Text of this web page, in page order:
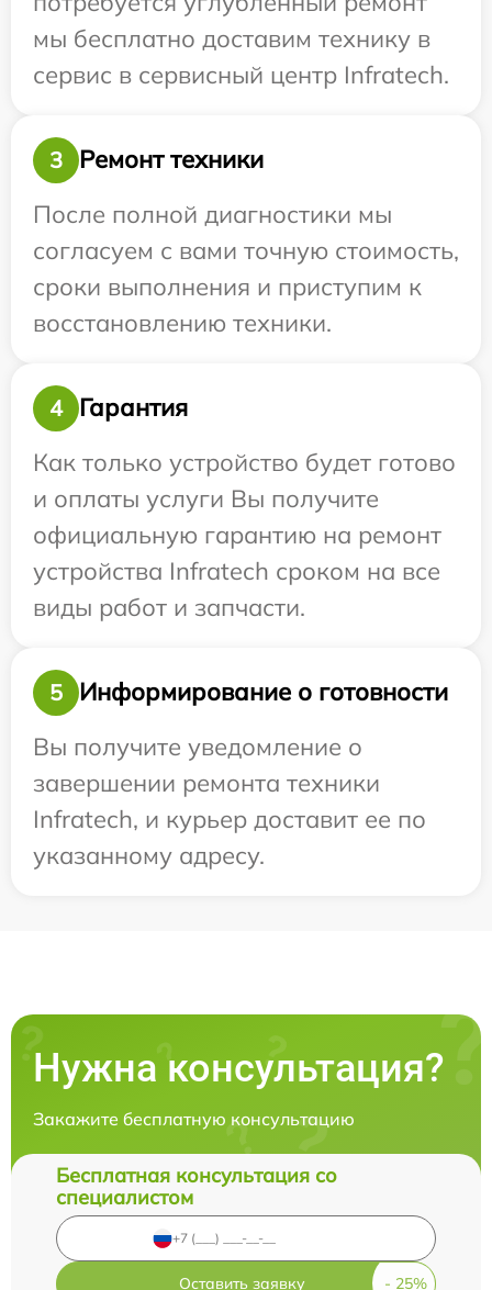
мы бесплатно доставим технику в
сервис в сервисный центр Infratech.
3
Ремонт техники
После полной диагностики мы
согласуем с вами точную стоимость,
сроки выполнения и приступим к
восстановлению техники.
4
Гарантия
Как только устройство будет готово
и оплаты услуги Вы получите
официальную гарантию на ремонт
устройства Infratech сроком на все
виды работ и запчасти.
5
Информирование о готовности
Вы получите уведомление о
завершении ремонта техники
Infratech, и курьер доставит ее по
указанному адресу.
Нужна консультация?
Закажите бесплатную консультацию
Бесплатная консультация со
специалистом
Оставить заявку